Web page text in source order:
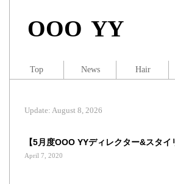
OOO YY
【5月度OOO YYディレクター&スタイ
April 7, 2020
Update: August 8, 2026
Top News Hair